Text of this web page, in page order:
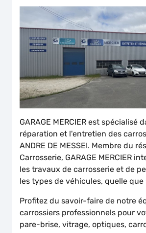
GARAGE MERCIER est spécialisé
réparation et l'entretien des
ANDRE DE MESSEI. Membre du
Carrosserie, GARAGE MERCIER
les travaux de carrosserie et de
les types de véhicules, quelle que
Profitez du savoir-faire de notre
carrossiers professionnels pour
pare-brise, vitrage, optiques,